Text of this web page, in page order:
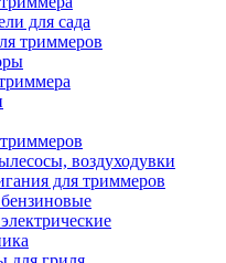
для сада
триммеров
воздуходувки
для триммеров